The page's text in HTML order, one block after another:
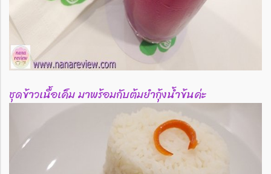
ชุดข้าวเนื้อเค็ม มาพร้อมกับต้มยำกุ้งน้ำข้นค่ะ